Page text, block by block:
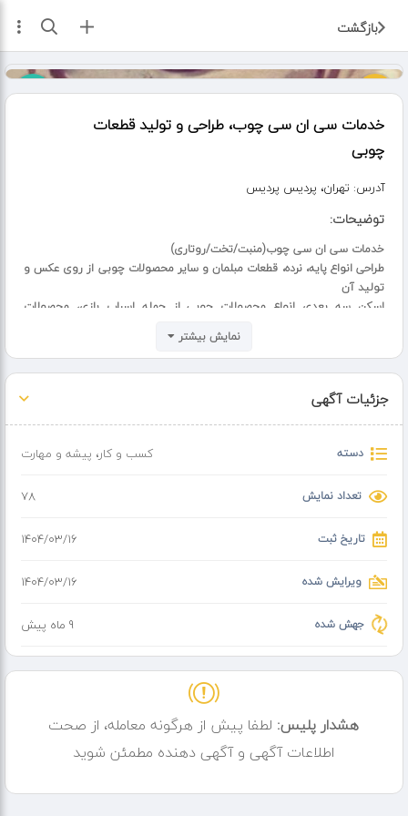
بازگشت ثبت آگهی
خدمات سی ان سی چوب، طراحی و تولید قطعات
چوبی
آدرس: تهران، پردیس پردیس
توضیحات:
خدمات سی ان سی چوب(منبت/تخت/روتاری)
طراحی انواع پایه، نرده، قطعات مبلمان و سایر محصولات چوبی از روی عکس و
تولید آن
اسکن سه بعدی انواع محصولات چوبی از جمله اسباب بازی، محصولات
نمایش بیشتر
جزئیات آگهی
دسته کسب و کار، پیشه و مهارت
تعداد نمایش 78
تاریخ ثبت ۱۴۰۴/۰۳/۱۶
ویرایش شده ۱۴۰۴/۰۳/۱۶
جهش شده 9 ماه پیش
هشدار پلیس: لطفا پیش از هرگونه معامله، از صحت
اطلاعات آگهی و آگهی دهنده مطمئن شوید